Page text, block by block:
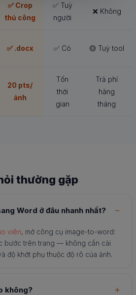
✅ Crop
thủ công
✅ Tuỳ
người
❌ Không
✅ .docx ✅ Có 🟡 Tuỳ tool
20 pts/
ảnh
Tốn
thời
gian
Trả phí
hàng
tháng
thường gặp
Word ở đâu nhanh nhất?
viên, mở công cụ image-to-word:
bước trên trang — không cần cài
độ khớt phụ thuộc độ rõ của ảnh.
không?